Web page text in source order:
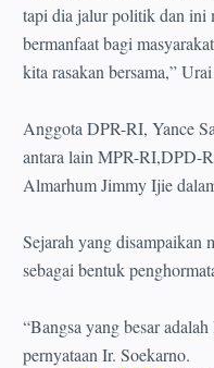
tapi dia jalur politik dan ini
bermanfaat bagi
kita rasakan bersama,”
Anggota DPR-RI, Yance
antara lain MPR-RI,DPD-
Almarhum Jimmy Ijie
Sejarah yang disampaikan
sebagai bentuk
“Bangsa yang besar
pernyataan Ir. Soekarno.